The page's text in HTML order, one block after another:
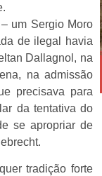
um Sergio Moro
de ilegal havia
Dallagnol, na
na admissão
precisava para
da tentativa do
se apropriar de
tradição forte